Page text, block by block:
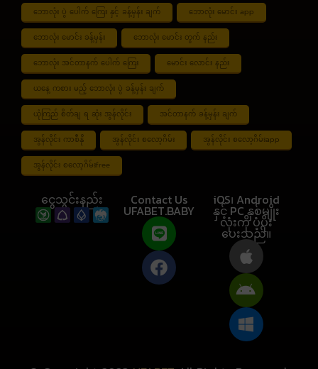
ဘောလုံး ပွဲ ပေါက် ကြေး နှင့် ခန့်မှန်း ချက် ဘောလုံး မောင်း app
ဘောလုံး မောင်း ခန့်မှန်း ဘောလုံး မောင်း တွက် နည်း
ဘောလုံး အင်တာနက် ပေါက် ကြေး မောင်း လောင်း နည်း
ယနေ့ ကစား မည့် ဘောလုံး ပွဲ ခန့်မှန်း ချက်
ယုံကြည် စိတ်ချ ရ ဆုံး အွန်လိုင်း အင်တာနက် ခန့်မှန်း ချက်
အွန်လိုင်း ကာစီနို အွန်လိုင်း စလော့ဂိမ်း အွန်လိုင်း စလော့ဂိမ်းapp
အွန်လိုင်း စလော့ဂိမ်းfree
ငွေသွင်းနည်း Contact Us
UFABET.BABY
iOS၊ Android
နှင့် PC နှစ်မျိုး
လုံးကို ပံ့ပိုး
ပေးသည်။